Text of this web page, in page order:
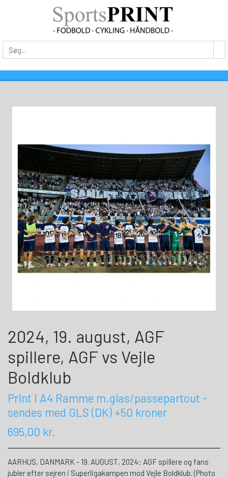
2024, 19. august, AGF
spillere, AGF vs Vejle
Boldklub
Print i A4 Ramme m.glas/passepartout -
sendes med GLS (DK) +50 kroner
695,00 kr.
AARHUS, DANMARK - 19. AUGUST, 2024: AGF spillere og fans
jubler efter sejren i Superligakampen mod Vejle Boldklub. (Photo